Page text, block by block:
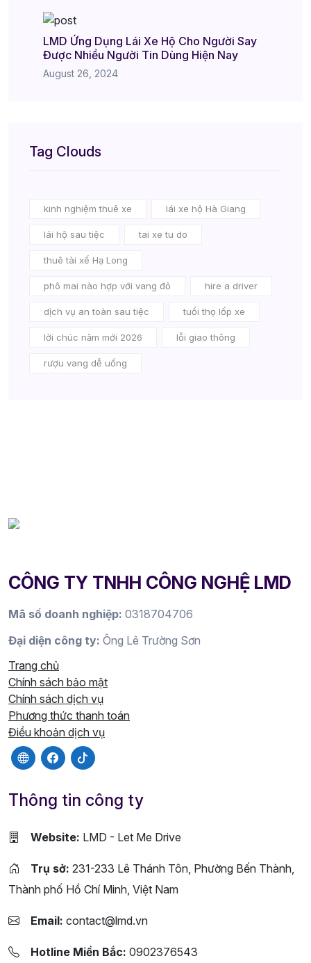
LMD Ứng Dụng Lái Xe Hộ Cho Người Say
Được Nhiều Người Tin Dùng Hiện Nay
August 26, 2024
Tag Clouds
kinh nghiệm thuê xe lái xe hộ Hà Giang
lái hộ sau tiệc tai xe tu do
thuê tài xế Hạ Long
phô mai nào hợp với vang đỏ hire a driver
dịch vụ an toàn sau tiệc tuổi thọ lốp xe
lời chúc năm mới 2026 lỗi giao thông
rượu vang dễ uống
CÔNG TY TNHH CÔNG NGHỆ LMD
Mã số doanh nghiệp: 0318704706
Đại diện công ty: Ông Lê Trường Sơn
Trang chủ
Chính sách bảo mật
Chính sách dịch vụ
Phương thức thanh toán
Điều khoản dịch vụ
Thông tin công ty
Website: LMD - Let Me Drive
Trụ sở: 231-233 Lê Thánh Tôn, Phường Bến Thành,
Thành phố Hồ Chí Minh, Việt Nam
Email: contact@lmd.vn
Hotline Miền Bắc: 0902376543